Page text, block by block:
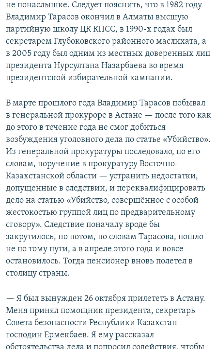
не понаслышке. Следует пояснить, что в 1982 году
Владимир Тарасов окончил в Алматы высшую
партийную школу ЦК КПСС, в 1990-х годах был
секретарем Глубоковского районного маслихата, а
в 2005 году был одним из местных доверенных лиц
президента Нурсултана Назарбаева во время
президентской избирательной кампании.
В марте прошлого года Владимир Тарасов побывал
в генеральной прокуроре в Астане — после того как
до этого в течение года не смог добиться
возбуждения уголовного дела по статье «Убийство».
Из генеральной прокуратуры последовало, по его
словам, поручение в прокуратуру Восточно-
Казахстанской области — устранить недостатки,
допущенные в следствии, и переквалифицировать
дело на статью «Убийство, совершённое с особой
жестокостью группой лиц по предварительному
сговору». Следствие поначалу вроде бы
закрутилось, но потом, по словам Тарасова, пошло
не по тому пути, а в апреле этого года и вовсе
остановилось. Тогда пенсионер вновь полетел в
столицу страны.
— Я был вынужден 26 октября прилететь в Астану.
Меня принял помощник президента, секретарь
Совета безопасности Республики Казахстан
господин Ермекбаев. Я ему рассказал